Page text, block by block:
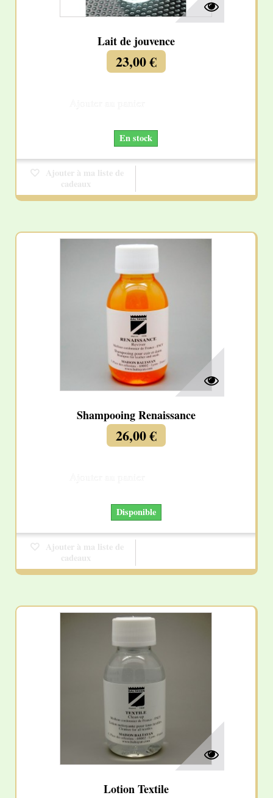
Lait de jouvence
23,00 €
En stock
Ajouter à ma liste de
cadeaux
Shampooing Renaissance
26,00 €
Disponible
Ajouter à ma liste de
cadeaux
Lotion Textile